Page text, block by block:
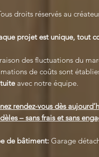
droits réservés au
projet est unique, tout
des fluctuations du
de coûts sont
avec notre équipe.
rendez-vous dès
– sans frais et sans
de bâtiment: Garage